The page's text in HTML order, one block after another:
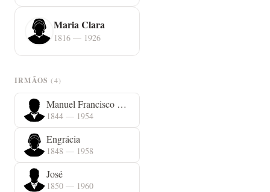
Maria Clara
1816 — 1926
IRMÃOS(4)
Manuel Francisco Grazina
1844 — 1954
Engrácia
1848 — 1958
José
1850 — 1960